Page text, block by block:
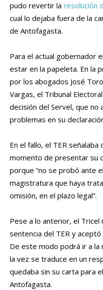
pudo revertir la resolución
cual lo dejaba fuera de la
de Antofagasta.
Para el actual gobernador
estar en la papeleta. En la
por los abogados José
Vargas, el Tribunal
decisión del Servel, que
problemas en su
En el fallo, el TER señalaba
momento de presentar su
porque “no se probó ante
magistratura que haya
omisión, en el plazo legal”.
Pese a lo anterior, el
sentencia del TER y
De este modo podrá ir a la
la vez se traduce en un
quedaba sin su carta para
Antofagasta.